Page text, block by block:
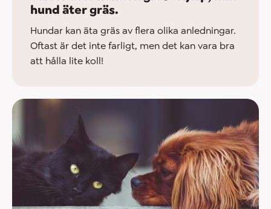
hund äter gräs.
Hundar kan äta gräs av flera olika anledningar.
Oftast är det inte farligt, men det kan vara bra
att hålla lite koll!